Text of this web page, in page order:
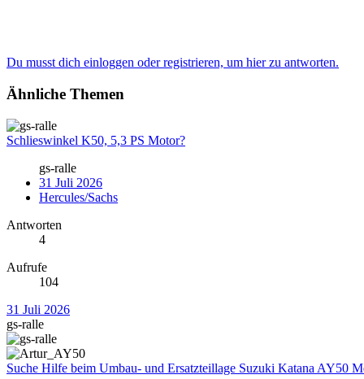
Du musst dich einloggen oder registrieren, um hier zu antworten.
Ähnliche Themen
Schlieswinkel K50, 5,3 PS Motor?
gs-ralle
31 Juli 2026
Hercules/Sachs
Antworten
4
Aufrufe
104
31 Juli 2026
gs-ralle
Suche Hilfe beim Umbau- und Ersatzteillage Suzuki Katana AY50